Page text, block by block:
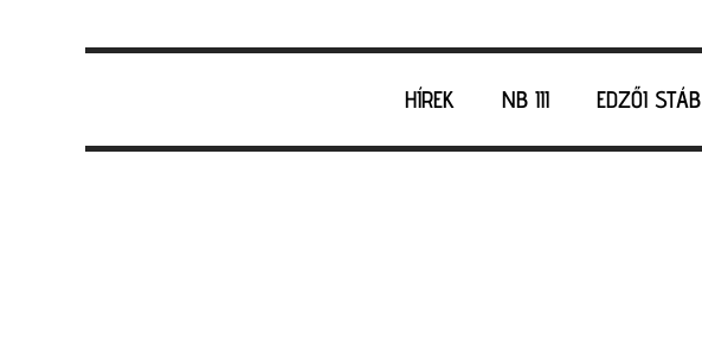
HÍREK NB III EDZŐI STÁB